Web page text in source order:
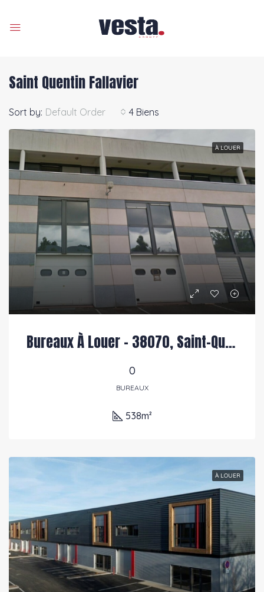
Saint Quentin Fallavier
4 Biens
Sort by: Default Order
À LOUER
Bureaux À Louer – 38070, Saint-Quentin Fallavier
0
BUREAUX
538m²
À LOUER